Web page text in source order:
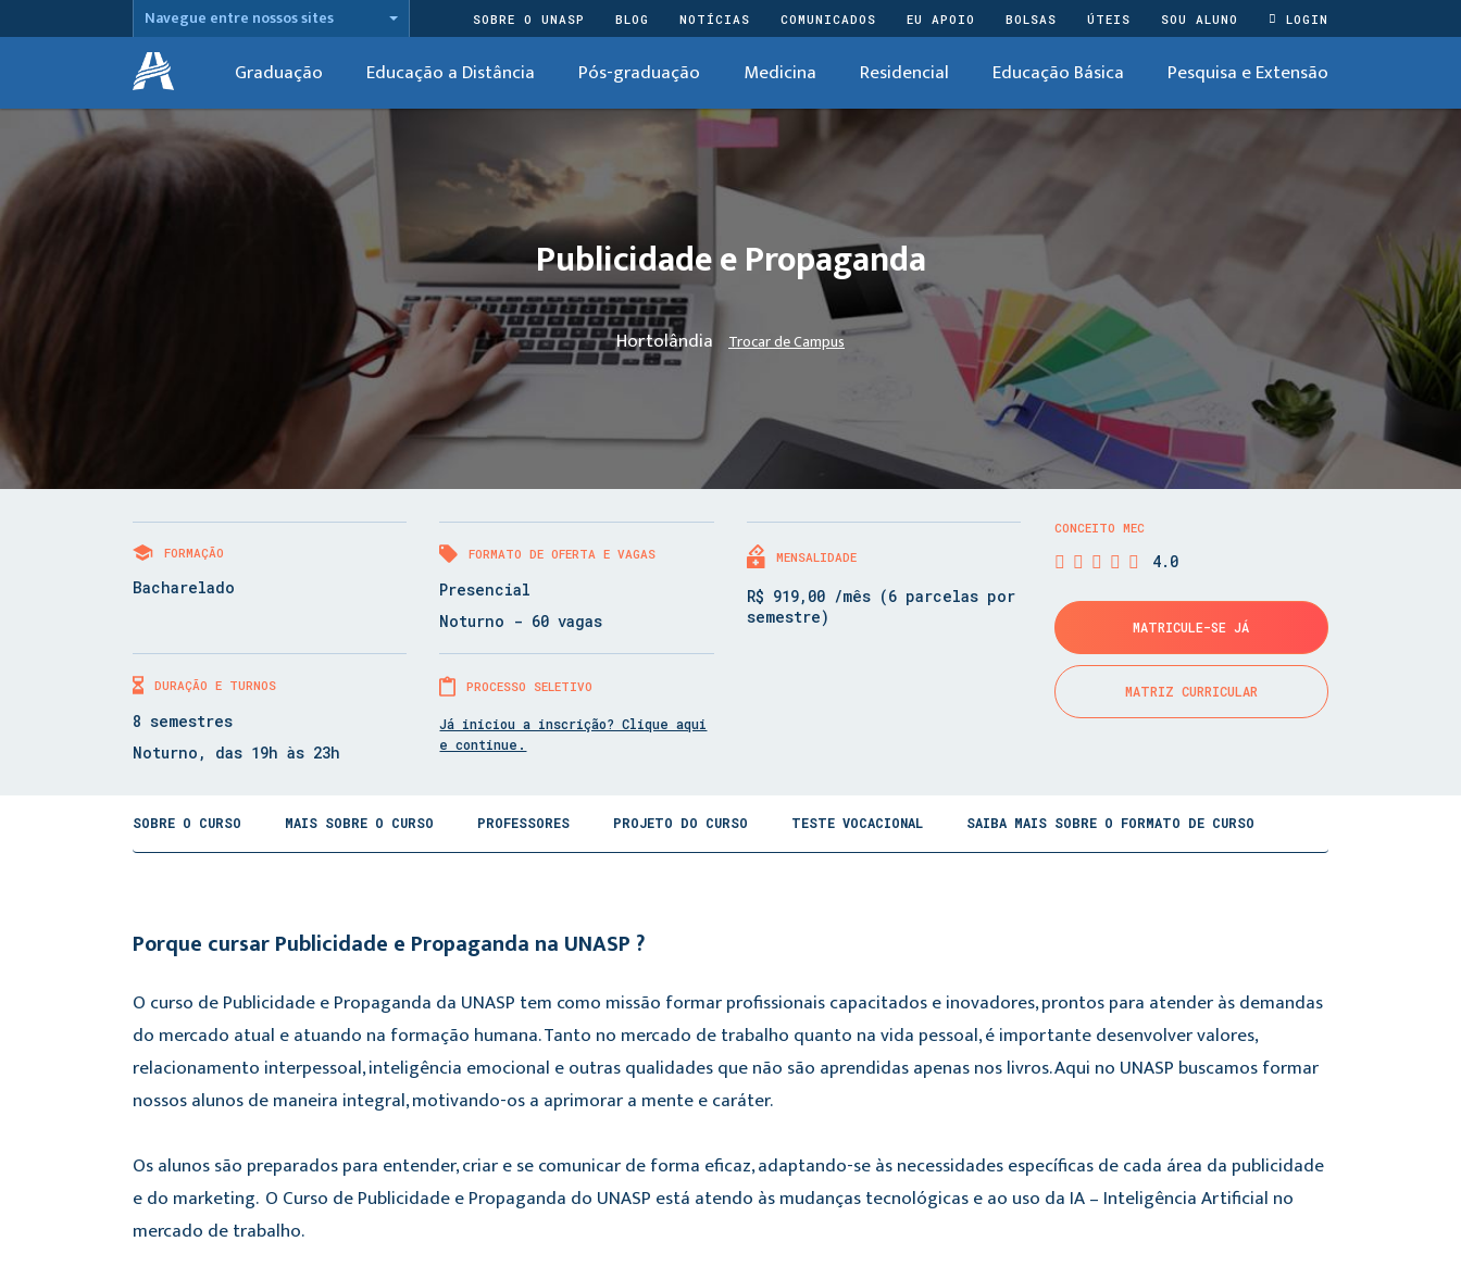
Navegue entre nossos sites SOBRE O UNASP BLOG NOTÍCIAS COMUNICADOS EU APOIO BOLSAS ÚTEIS SOU ALUNO LOGIN
Graduação Educação a Distância Pós-graduação Medicina Residencial Educação Básica Pesquisa e Extensão
Publicidade e Propaganda
Hortolândia Trocar de Campus
FORMAÇÃO
Bacharelado
FORMATO DE OFERTA E VAGAS
Presencial
Noturno - 60 vagas
MENSALIDADE
R$ 919,00 /mês (6 parcelas por
semestre)
DURAÇÃO E TURNOS
8 semestres
Noturno, das 19h às 23h
PROCESSO SELETIVO
Já iniciou a inscrição? Clique aqui
e continue.
CONCEITO MEC
4.0
MATRICULE-SE JÁ
MATRIZ CURRICULAR
SOBRE O CURSO MAIS SOBRE O CURSO PROFESSORES PROJETO DO CURSO TESTE VOCACIONAL SAIBA MAIS SOBRE O FORMATO DE CURSO
Porque cursar Publicidade e Propaganda na UNASP ?
O curso de Publicidade e Propaganda da UNASP tem como missão formar profissionais capacitados e inovadores, prontos para atender às demandas
do mercado atual e atuando na formação humana. Tanto no mercado de trabalho quanto na vida pessoal, é importante desenvolver valores,
relacionamento interpessoal, inteligência emocional e outras qualidades que não são aprendidas apenas nos livros. Aqui no UNASP buscamos formar
nossos alunos de maneira integral, motivando-os a aprimorar a mente e caráter.
Os alunos são preparados para entender, criar e se comunicar de forma eficaz, adaptando-se às necessidades específicas de cada área da publicidade
e do marketing. O Curso de Publicidade e Propaganda do UNASP está atendo às mudanças tecnológicas e ao uso da IA – Inteligência Artificial no
mercado de trabalho.